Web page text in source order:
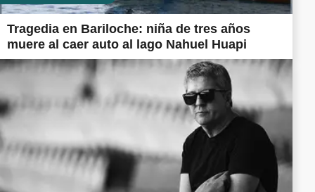
Tragedia en Bariloche: niña de tres años
muere al caer auto al lago Nahuel Huapi